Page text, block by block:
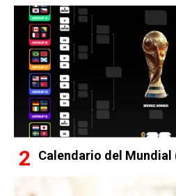
Calendario del Mundial